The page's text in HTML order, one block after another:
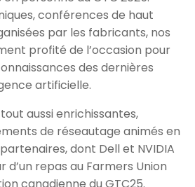
conférences de haut
par les fabricants, nos
profité de l’occasion pour
des dernières
artificielle.
aussi enrichissantes,
de réseautage animés en
dont Dell et NVIDIA
d’un repas au Farmers Union